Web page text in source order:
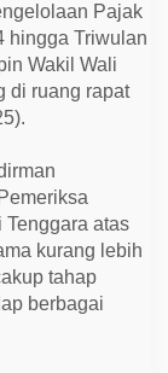
Pajak
hingga Triwulan
Wakil Wali
di ruang rapat
atas
kurang lebih
tahap
berbagai